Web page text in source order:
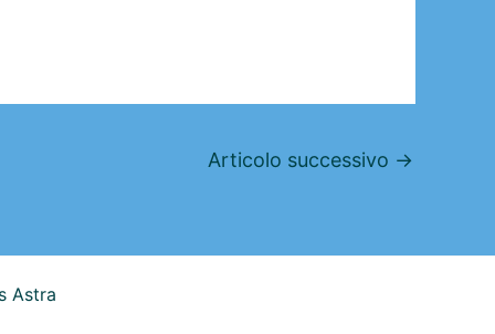
Articolo successivo →
Astra